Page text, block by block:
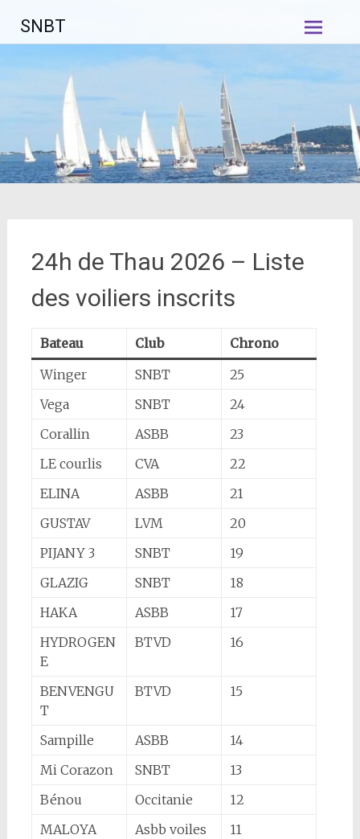
contenu
SNBT
24h de Thau 2026 – Liste
des voiliers inscrits
Bateau Club
Chrono
Winger
SNBT
25
Vega
SNBT
24
Corallin
ASBB
23
LE courlis
CVA
22
ELINA
ASBB
21
GUSTAV
LVM
20
PIJANY 3
SNBT
19
GLAZIG
SNBT
18
HAKA
ASBB
17
HYDROGEN
E
BTVD 16
BENVENGU
T
BTVD 15
Sampille ASBB
14
Mi Corazon
SNBT
13
Bénou
Occitanie
12
MALOYA
Asbb voiles
11